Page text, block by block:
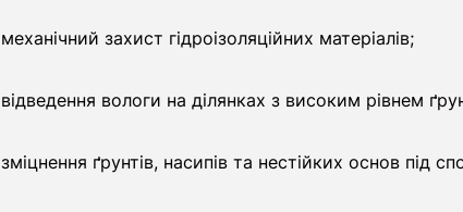
механічний захист гідроізоляційних матеріалів;
відведення вологи на ділянках з високим рівнем
зміцнення ґрунтів, насипів та нестійких основ під